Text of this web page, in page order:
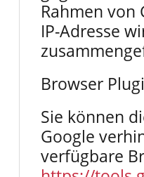
Rahmen
IP-Adresse
Browser
Sie können
Google
verfügbare